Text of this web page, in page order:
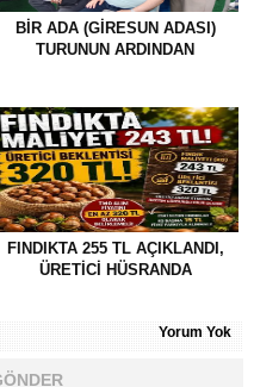
BİR ADA (GİRESUN ADASI)
TURUNUN ARDINDAN
FINDIKTA 255 TL AÇIKLANDI,
ÜRETİCİ HÜSRANDA
Yorum Yok